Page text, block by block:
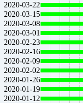
2020-03-22
2020-03-15
2020-03-08
2020-03-01
2020-02-23
2020-02-16
2020-02-09
2020-02-02
2020-01-26
2020-01-19
2020-01-12